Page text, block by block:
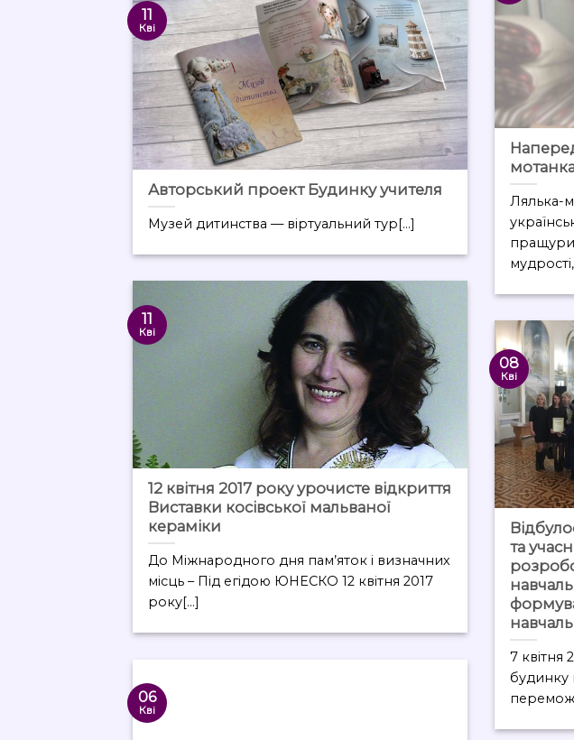
Лялька-
пращури
Авторський проект Будинку учителя
Музей дитинства — віртуальний тур[...]
11
Кві
12 квітня 2017 року урочисте відкриття
Виставки косівської мальваної
кераміки
До Міжнародного дня пам’яток і визначних
місць – Під егідою ЮНЕСКО 12 квітня 2017
року[...]
11
Кві
та
7 квітня
будинку
08
Кві
06
Кві